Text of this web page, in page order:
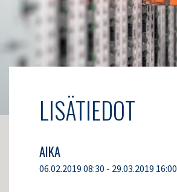
LISÄTIEDOT
AIKA
06.02.2019 08:30 - 29.03.2019 16:00